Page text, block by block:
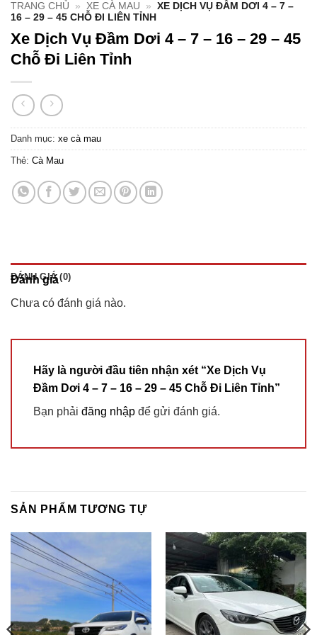
TRANG CHỦ » XE CÀ MAU »
XE DỊCH VỤ ĐẦM DƠI 4 – 7 –
16 – 29 – 45 CHỖ ĐI LIÊN TỈNH
Xe Dịch Vụ Đầm Dơi 4 – 7 – 16 – 29 – 45
Chỗ Đi Liên Tỉnh
Danh mục: xe cà mau
Thẻ: Cà Mau
ĐÁNH GIÁ (0)
Đánh giá
Chưa có đánh giá nào.
Hãy là người đầu tiên nhận xét “Xe Dịch Vụ
Đầm Dơi 4 – 7 – 16 – 29 – 45 Chỗ Đi Liên Tỉnh”
Bạn phải đăng nhập để gửi đánh giá.
SẢN PHẨM TƯƠNG TỰ